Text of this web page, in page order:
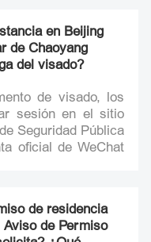
en Beijing
de Chaoyang
del visado?
de visado, los
sesión en el sitio
Seguridad Pública
oficial de WeChat
el formulario de
de barras de la
de residencia
de Permiso